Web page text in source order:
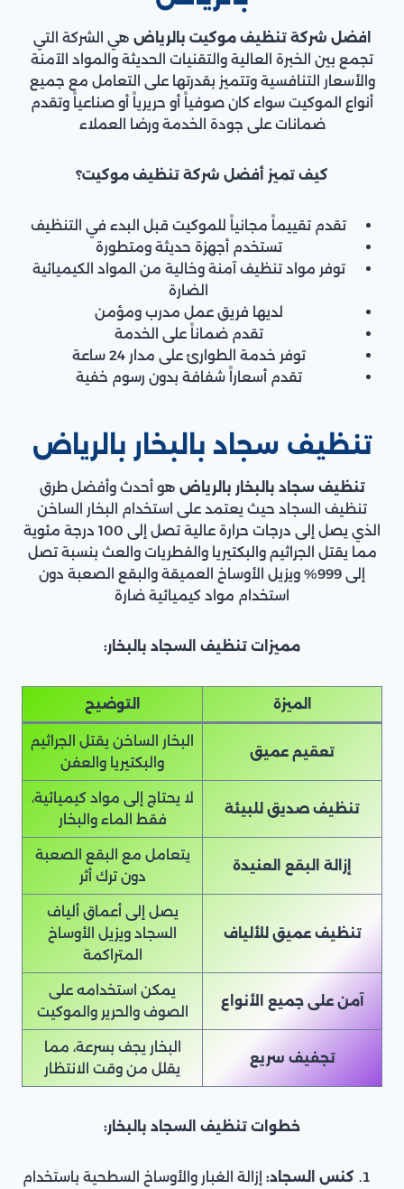
افضل شركة تنظيف موكيت بالرياض هي الشركة التي
تجمع بين الخبرة العالية والتقنيات الحديثة والمواد الآمنة
والأسعار التنافسية وتتميز بقدرتها على التعامل مع جميع
أنواع الموكيت سواء كان صوفياً أو حريرياً أو صناعياً وتقدم
ضمانات على جودة الخدمة ورضا العملاء
كيف تميز أفضل شركة تنظيف موكيت؟
تقدم تقييماً مجانياً للموكيت قبل البدء في التنظيف
تستخدم أجهزة حديثة ومتطورة
توفر مواد تنظيف آمنة وخالية من المواد الكيميائية
الضارة
لديها فريق عمل مدرب ومؤمن
تقدم ضماناً على الخدمة
توفر خدمة الطوارئ على مدار 24 ساعة
تقدم أسعاراً شفافة بدون رسوم خفية
تنظيف سجاد بالبخار بالرياض
تنظيف سجاد بالبخار بالرياض هو أحدث وأفضل طرق
تنظيف السجاد حيث يعتمد على استخدام البخار الساخن
الذي يصل إلى درجات حرارة عالية تصل إلى 100 درجة مئوية
مما يقتل الجراثيم والبكتيريا والفطريات والعث بنسبة تصل
إلى 999% ويزيل الأوساخ العميقة والبقع الصعبة دون
استخدام مواد كيميائية ضارة
مميزات تنظيف السجاد بالبخار:
الميزة التوضيح
تعقيم عميق
البخار الساخن يقتل الجراثيم
والبكتيريا والعفن
تنظيف صديق للبيئة
لا يحتاج إلى مواد كيميائية،
فقط الماء والبخار
إزالة البقع العنيدة
يتعامل مع البقع الصعبة
دون ترك أثر
تنظيف عميق للألياف
يصل إلى أعماق ألياف
السجاد ويزيل الأوساخ
المتراكمة
آمن على جميع الأنواع
يمكن استخدامه على
الصوف والحرير والموكيت
تجفيف سريع
البخار يجف بسرعة، مما
يقلل من وقت الانتظار
خطوات تنظيف السجاد بالبخار:
كنس السجاد: إزالة الغبار والأوساخ السطحية باستخدام